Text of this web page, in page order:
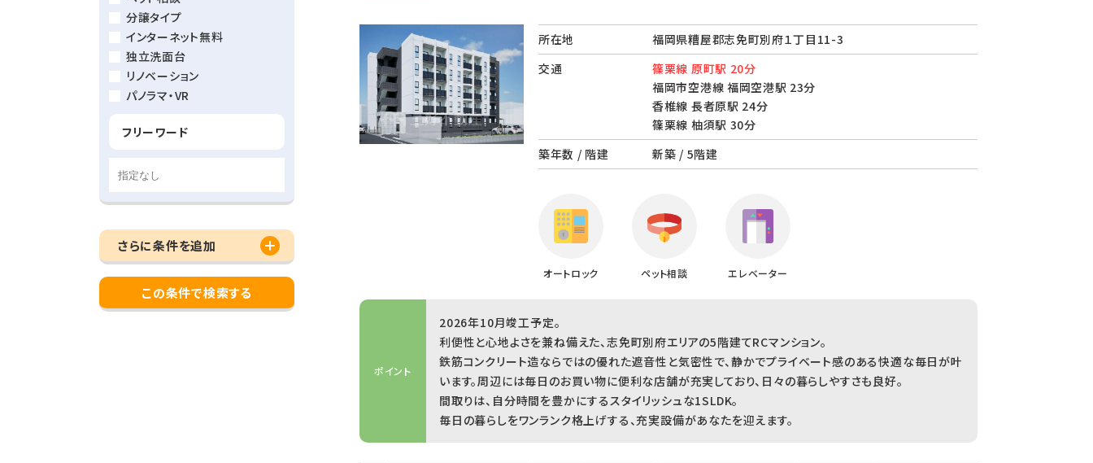
分譲タイプ
インターネット無料
独立洗面台
リノベーション
パノラマ・VR
フリーワード
さらに条件を追加
この条件で検索する
所在地
福岡県糟屋郡志免町別府１丁目11-3
交通
篠栗線 原町駅 20分
福岡市空港線 福岡空港駅 23分
香椎線 長者原駅 24分
篠栗線 柚須駅 30分
築年数 / 階建
新築 / 5階建
オートロック ペット相談 エレベーター
ポイント
2026年10月竣工予定。
利便性と心地よさを兼ね備えた、志免町別府エリアの5階建てRCマンション。
鉄筋コンクリート造ならではの優れた遮音性と気密性で、静かでプライベート感のある快適な毎日が叶
います。周辺には毎日のお買い物に便利な店舗が充実しており、日々の暮らしやすさも良好。
間取りは、自分時間を豊かにするスタイリッシュな1SLDK。
毎日の暮らしをワンランク格上げする、充実設備があなたを迎えます。